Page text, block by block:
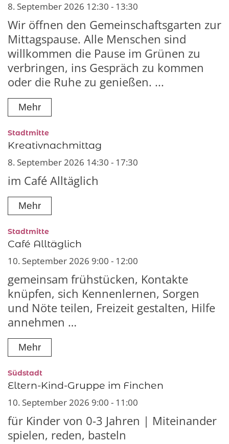
8. September 2026 12:30 - 13:30
Wir öffnen den Gemeinschaftsgarten zur
Mittagspause. Alle Menschen sind
willkommen die Pause im Grünen zu
verbringen, ins Gespräch zu kommen
oder die Ruhe zu genießen. ...
Mehr
Stadtmitte:
Kreativnachmittag
8. September 2026 14:30 - 17:30
im Café Alltäglich
Mehr
Stadtmitte:
Café Alltäglich
10. September 2026 9:00 - 12:00
gemeinsam frühstücken, Kontakte
knüpfen, sich Kennenlernen, Sorgen
und Nöte teilen, Freizeit gestalten, Hilfe
annehmen …
Mehr
Südstadt:
Eltern-Kind-Gruppe im Finchen
10. September 2026 9:00 - 11:00
für Kinder von 0-3 Jahren | Miteinander
spielen, reden, basteln